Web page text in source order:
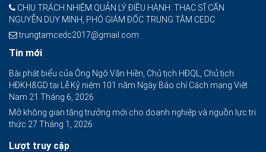
CHỊU TRÁCH NHIỆM QUẢN LÝ ĐIỀU HÀNH: THẠC SĨ CẤN
NGUYỄN DUY MINH, PHÓ GIÁM ĐỐC TRUNG TÂM CEDC
trungtamcedc2017@gmail.com
Tin mới
Bài phát biểu của Ông Ngô Văn Hiền, Chủ tịch HĐQL, Chủ tịch
HĐKH&GD tại Lễ Kỷ niệm 101 năm Ngày Báo chí Cách mạng Việt
Nam 21 Tháng 6, 2026
Mở không gian tăng trưởng mới cho doanh nghiệp và nguồn lực tri
thức 27 Tháng 1, 2026
Lượt truy cập